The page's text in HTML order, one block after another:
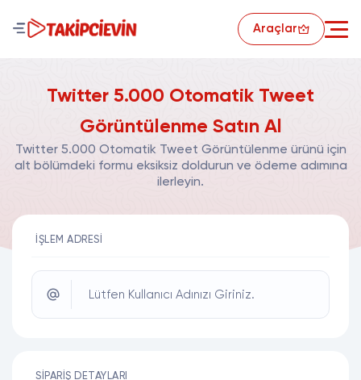
Araçlar
Twitter 5.000 Otomatik Tweet
Görüntülenme Satın Al
Twitter 5.000 Otomatik Tweet Görüntülenme ürünü için
alt bölümdeki formu eksiksiz doldurun ve ödeme adımına
ilerleyin.
İŞLEM ADRESI
Lütfen Kullanıcı Adınızı Giriniz.
SIPARIŞ DETAYLARI